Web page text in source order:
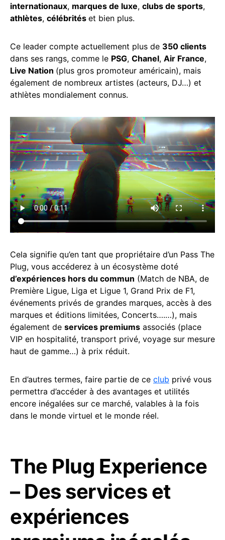
internationaux, marques de luxe, clubs de sports,
athlètes, célébrités et bien plus.
Ce leader compte actuellement plus de 350 clients
dans ses rangs, comme le PSG, Chanel, Air France,
Live Nation (plus gros promoteur américain), mais
également de nombreux artistes (acteurs, DJ…) et
athlètes mondialement connus.
Cela signifie qu’en tant que propriétaire d’un Pass The
Plug, vous accéderez à un écosystème doté
d’expériences hors du commun (Match de NBA, de
Première Ligue, Liga et Ligue 1, Grand Prix de F1,
événements privés de grandes marques, accès à des
marques et éditions limitées, Concerts….…), mais
également de services premiums associés (place
VIP en hospitalité, transport privé, voyage sur mesure
haut de gamme…) à prix réduit.
En d’autres termes, faire partie de ce club privé vous
permettra d’accéder à des avantages et utilités
encore inégalées sur ce marché, valables à la fois
dans le monde virtuel et le monde réel.
The Plug Experience
– Des services et
expériences